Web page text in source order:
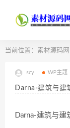
当前位置： 素材源码
scy WP主题
Darna-建筑与建
Darna-建筑与建